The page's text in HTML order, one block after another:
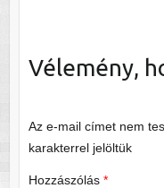
Vélemény,
Az e-mail címet nem
karakterrel jelöltük
Hozzászólás *